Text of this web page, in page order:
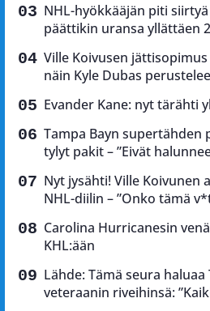
NHL-hyökkääjän piti
päättikin uransa yllättäen
Ville Koivusen
näin Kyle Dubas
Evander Kane: nyt tärähti
Tampa Bayn supertähden
tylyt pakit – ”Eivät
Nyt jysähti! Ville
NHL-diilin – ”Onko tämä
Carolina Hurricanesin
KHL:ään
Lähde: Tämä seura
veteraanin riveihinsä: